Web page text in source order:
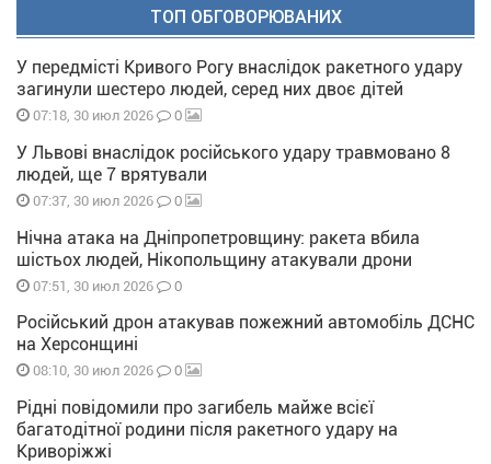
ТОП ОБГОВОРЮВАНИХ
У передмісті Кривого Рогу внаслідок ракетного удару
загинули шестеро людей, серед них двоє дітей
07:18, 30 июл 2026 0
У Львові внаслідок російського удару травмовано 8
людей, ще 7 врятували
07:37, 30 июл 2026 0
Нічна атака на Дніпропетровщину: ракета вбила
шістьох людей, Нікопольщину атакували дрони
07:51, 30 июл 2026 0
Російський дрон атакував пожежний автомобіль ДСНС
на Херсонщині
08:10, 30 июл 2026 0
Рідні повідомили про загибель майже всієї
багатодітної родини після ракетного удару на
Криворіжжі